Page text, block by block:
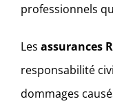
professionnels
Les assurances
responsabilité
dommages